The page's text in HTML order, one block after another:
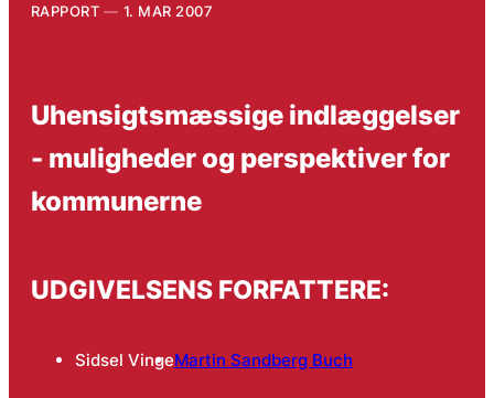
RAPPORT 1. MAR 2007
Uhensigtsmæssige indlæggelser
- muligheder og perspektiver for
kommunerne
UDGIVELSENS FORFATTERE:
Sidsel VingeMartin Sandberg Buch